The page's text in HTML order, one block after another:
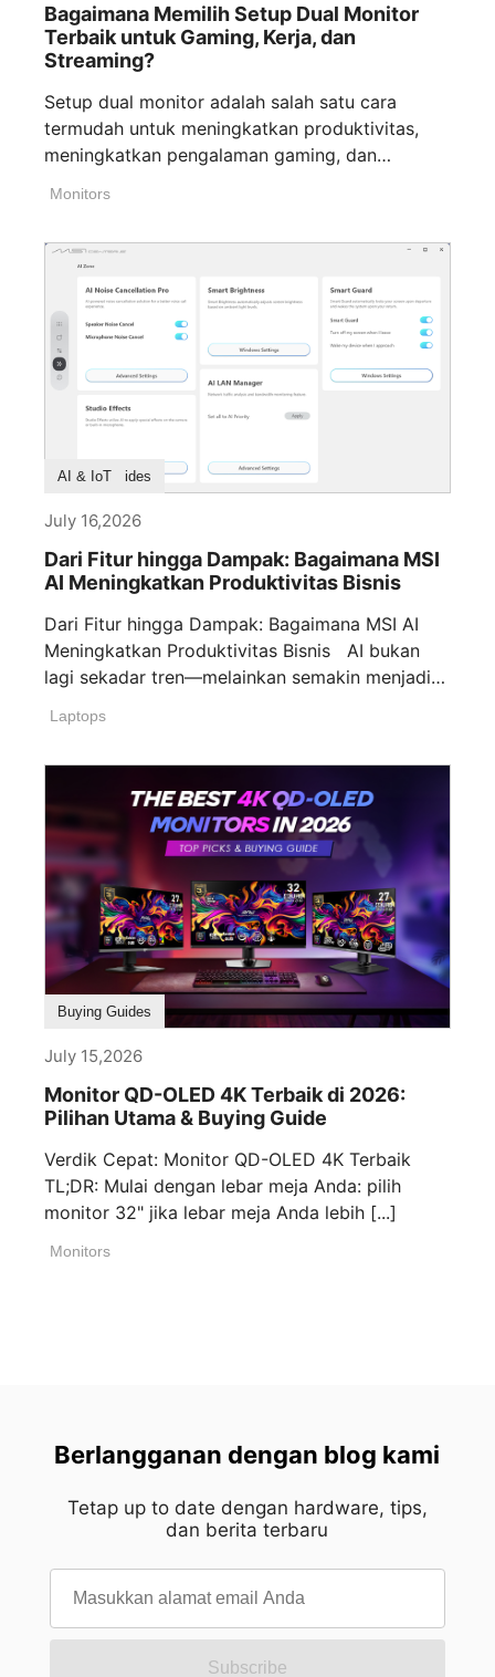
Bagaimana Memilih Setup Dual Monitor
Terbaik untuk Gaming, Kerja, dan
Streaming?
Setup dual monitor adalah salah satu cara
termudah untuk meningkatkan produktivitas,
meningkatkan pengalaman gaming, dan
Monitors
Buying Guides
AI & IoT
July 16,2026
Dari Fitur hingga Dampak: Bagaimana MSI
AI Meningkatkan Produktivitas Bisnis
Dari Fitur hingga Dampak: Bagaimana MSI AI
Meningkatkan Produktivitas Bisnis AI bukan
lagi sekadar tren—melainkan semakin menjadi
Laptops
Buying Guides
July 15,2026
Monitor QD-OLED 4K Terbaik di 2026:
Pilihan Utama & Buying Guide
Verdik Cepat: Monitor QD-OLED 4K Terbaik
TL;DR: Mulai dengan lebar meja Anda: pilih
monitor 32" jika lebar meja Anda lebih [...]
Monitors
Berlangganan dengan blog kami
Tetap up to date dengan hardware, tips,
dan berita terbaru
Subscribe